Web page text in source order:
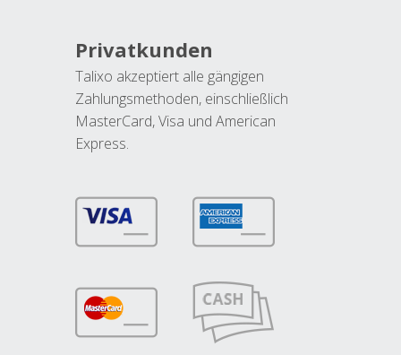
Privatkunden
Talixo akzeptiert alle gängigen
Zahlungsmethoden, einschließlich
MasterCard, Visa und American
Express.